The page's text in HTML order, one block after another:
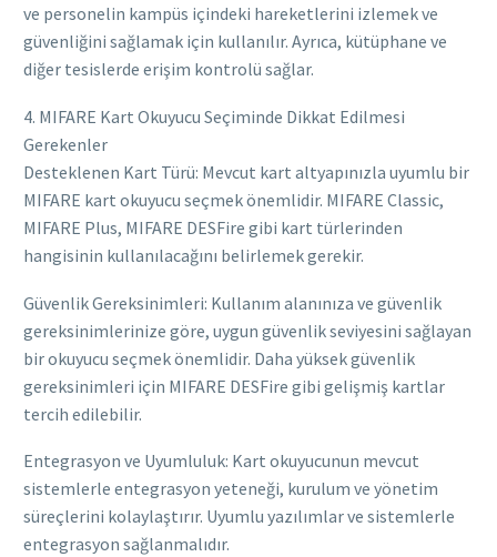
ve personelin kampüs içindeki hareketlerini izlemek ve
güvenliğini sağlamak için kullanılır. Ayrıca, kütüphane ve
diğer tesislerde erişim kontrolü sağlar.
4. MIFARE Kart Okuyucu Seçiminde Dikkat Edilmesi
Gerekenler
Desteklenen Kart Türü: Mevcut kart altyapınızla uyumlu bir
MIFARE kart okuyucu seçmek önemlidir. MIFARE Classic,
MIFARE Plus, MIFARE DESFire gibi kart türlerinden
hangisinin kullanılacağını belirlemek gerekir.
Güvenlik Gereksinimleri: Kullanım alanınıza ve güvenlik
gereksinimlerinize göre, uygun güvenlik seviyesini sağlayan
bir okuyucu seçmek önemlidir. Daha yüksek güvenlik
gereksinimleri için MIFARE DESFire gibi gelişmiş kartlar
tercih edilebilir.
Entegrasyon ve Uyumluluk: Kart okuyucunun mevcut
sistemlerle entegrasyon yeteneği, kurulum ve yönetim
süreçlerini kolaylaştırır. Uyumlu yazılımlar ve sistemlerle
entegrasyon sağlanmalıdır.